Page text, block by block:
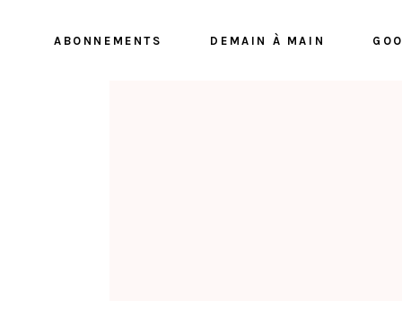
ABONNEMENTS DEMAIN À MAIN